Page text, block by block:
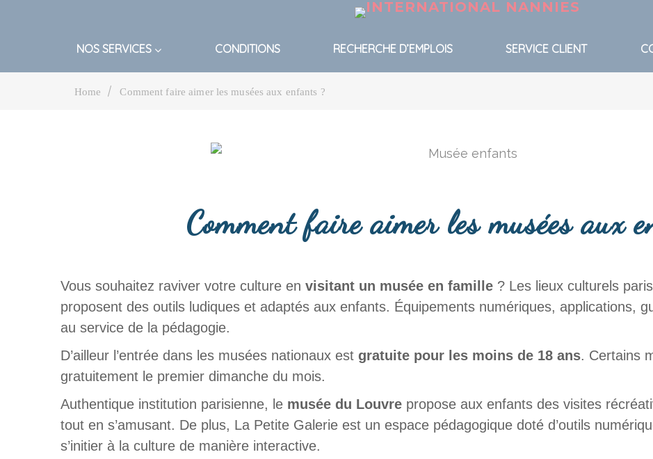
NOS SERVICES CONDITIONS RECHERCHE D’EMPLOIS SERVICE CLIENT
Home | Comment faire aimer les musées aux enfants ?
Comment faire aimer les musées aux
Vous souhaitez raviver votre culture en visitant un musée en famille ? Les lieux culturels
proposent des outils ludiques et adaptés aux enfants. Équipements numériques, applications,
au service de la pédagogie.
D’ailleur l’entrée dans les musées nationaux est gratuite pour les moins de 18 ans. Certains
gratuitement le premier dimanche du mois.
Authentique institution parisienne, le musée du Louvre propose aux enfants des visites
tout en s’amusant. De plus, La Petite Galerie est un espace pédagogique doté d’outils
s’initier à la culture de manière interactive.